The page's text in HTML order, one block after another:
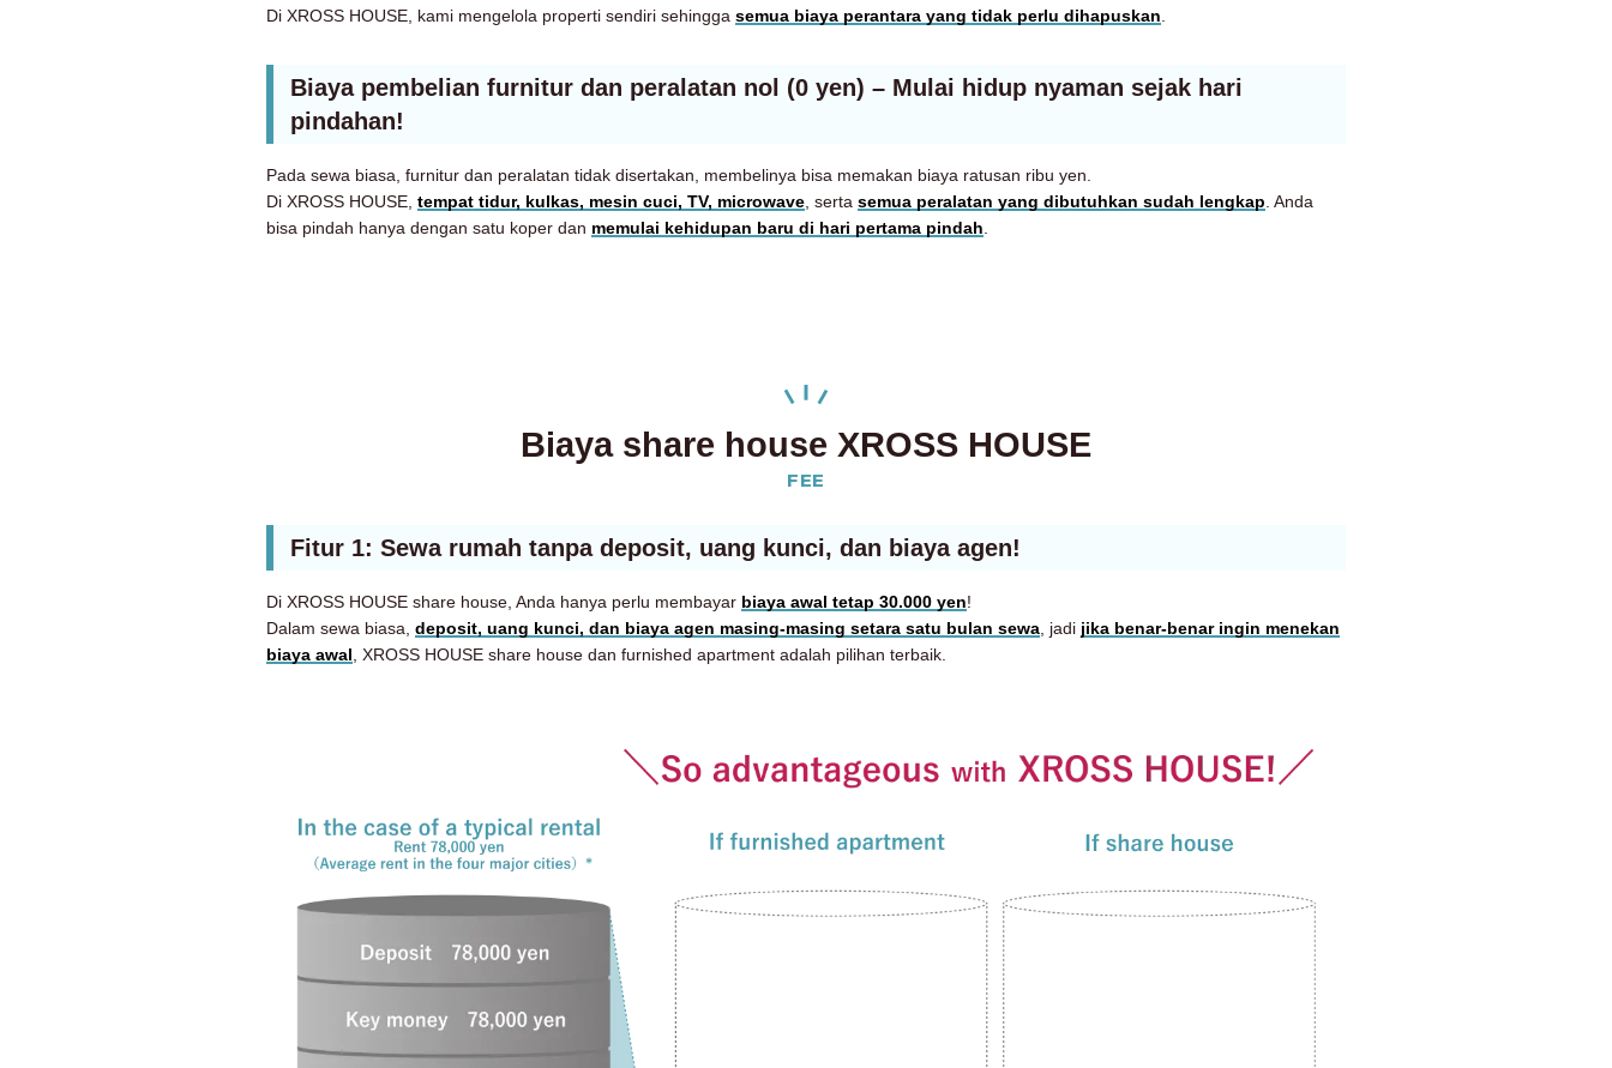
Di XROSS HOUSE, kami mengelola properti sendiri sehingga semua biaya perantara yang tidak perlu dihapuskan
Biaya pembelian furnitur dan peralatan nol (0 yen) – Mulai hidup nyaman sejak hari
pindahan!
Pada sewa biasa, furnitur dan peralatan tidak disertakan, membelinya bisa memakan biaya ratusan ribu yen.
Di XROSS HOUSE, tempat tidur, kulkas, mesin cuci, TV, microwave , serta semua peralatan yang dibutuhkan sudah lengkap . Anda
bisa pindah hanya dengan satu koper dan memulai kehidupan baru di hari pertama pindah
Biaya share house XROSS HOUSE
FEE
Fitur 1: Sewa rumah tanpa deposit, uang kunci, dan biaya agen!
Di XROSS HOUSE share house, Anda hanya perlu membayar biaya awal tetap 30.000 yen!
Dalam sewa biasa, deposit, uang kunci, dan biaya agen masing-masing setara satu bulan sewa , jadi jika benar-benar ingin menekan
biaya awal , XROSS HOUSE share house dan furnished apartment adalah pilihan terbaik.